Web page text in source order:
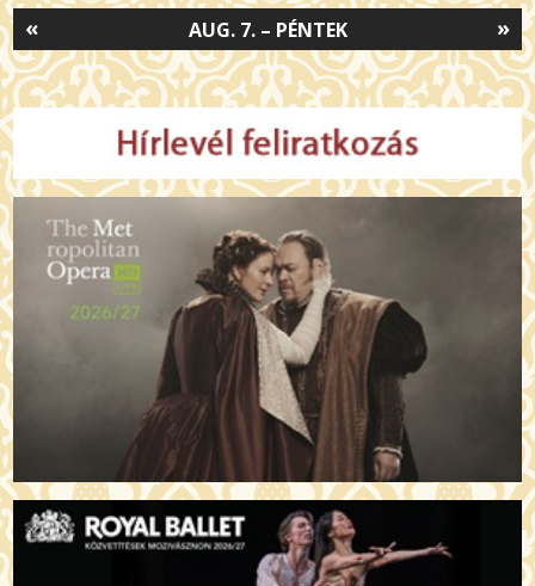
»
AUG. 7. – PÉNTEK
«